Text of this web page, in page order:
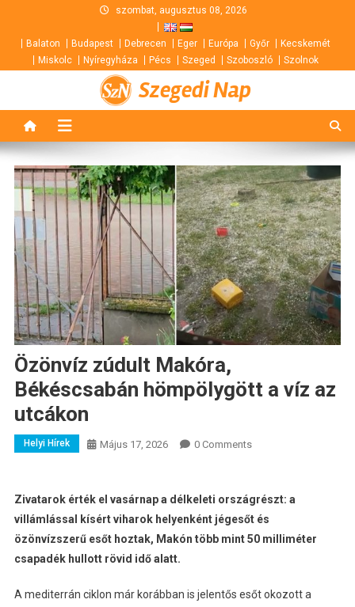
content
szombat, augusztus 08, 2026
Balaton Budapest Debrecen Eger Európa Győr
Kecskemét
Miskolc
Nyíregyháza Pécs Szeged Szoboszló Szolnok
Szegedi Nap
Özönvíz zúdult Makóra,
Békéscsabán hömpölygött a víz az
utcákon
Helyi Hírek Május 17, 2026 0 Comments
Zivatarok érték el vasárnap a délkeleti országrészt: a
villámlással kísért viharok helyenként jégesőt és
özönvízszerű esőt hoztak, Makón több mint 50 milliméter
csapadék hullott rövid idő alatt.
A mediterrán ciklon már korábban is jelentős esőt okozott a